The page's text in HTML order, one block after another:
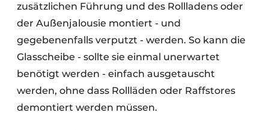
zusätzlichen Führung und des Rollladens oder
der Außenjalousie montiert - und
gegebenenfalls verputzt - werden. So kann die
Glasscheibe - sollte sie einmal unerwartet
benötigt werden - einfach ausgetauscht
werden, ohne dass Rollläden oder Raffstores
demontiert werden müssen.